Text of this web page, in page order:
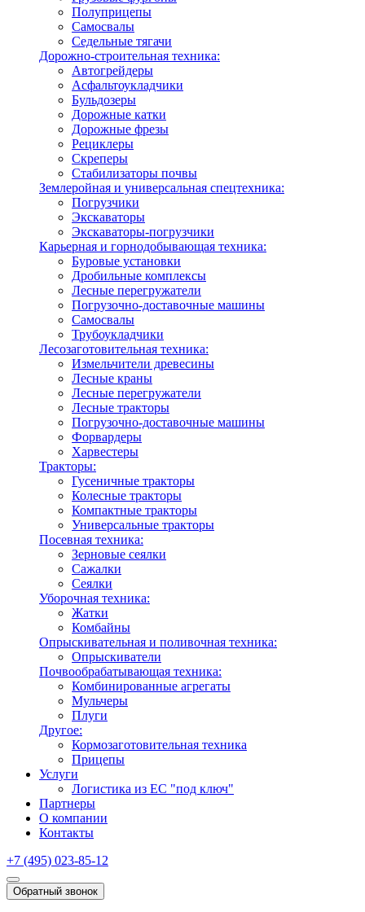
Полуприцепы
Самосвалы
Седельные тягачи
Дорожно-строительная техника:
Автогрейдеры
Асфальтоукладчики
Бульдозеры
Дорожные катки
Дорожные фрезы
Рециклеры
Скреперы
Стабилизаторы почвы
Землеройная и универсальная спецтехника:
Погрузчики
Экскаваторы
Экскаваторы-погрузчики
Карьерная и горнодобывающая техника:
Буровые установки
Дробильные комплексы
Лесные перегружатели
Погрузочно-доставочные машины
Самосвалы
Трубоукладчики
Лесозаготовительная техника:
Измельчители древесины
Лесные краны
Лесные перегружатели
Лесные тракторы
Погрузочно-доставочные машины
Форвардеры
Харвестеры
Тракторы:
Гусеничные тракторы
Колесные тракторы
Компактные тракторы
Универсальные тракторы
Посевная техника:
Зерновые сеялки
Сажалки
Сеялки
Уборочная техника:
Жатки
Комбайны
Опрыскивательная и поливочная техника:
Опрыскиватели
Почвообрабатывающая техника:
Комбинированные агрегаты
Мульчеры
Плуги
Другое:
Кормозаготовительная техника
Прицепы
Услуги
Логистика из ЕС "под ключ"
Партнеры
О компании
Контакты
+7 (495) 023-85-12
Обратный звонок